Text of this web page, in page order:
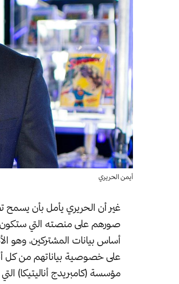
أيمن الحريري
غير أن الحريري يأمل بأن يسمح
صورهم على منصته التي ستكون
أساس بيانات المشتركين، وهو
على خصوصية بياناتهم من كل
مؤسسة (كامبريدج أناليتيكا)